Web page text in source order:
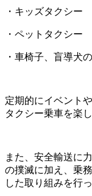
・キッズタクシー
・ペットタクシー
・車椅子、盲導犬
定期的にイベント
タクシー乗車を楽し
また、安全輸送に
の撲滅に加え、乗
した取り組みを行